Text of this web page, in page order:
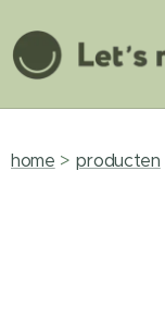
home > producten